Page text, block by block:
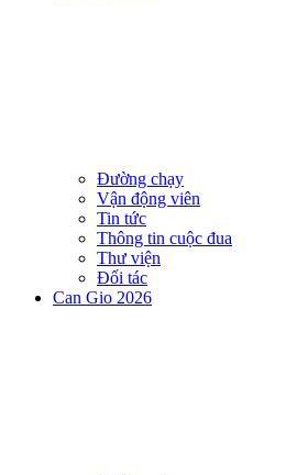
Đường chạy
Vận động viên
Tin tức
Thông tin cuộc đua
Thư viện
Đối tác
Can Gio 2026